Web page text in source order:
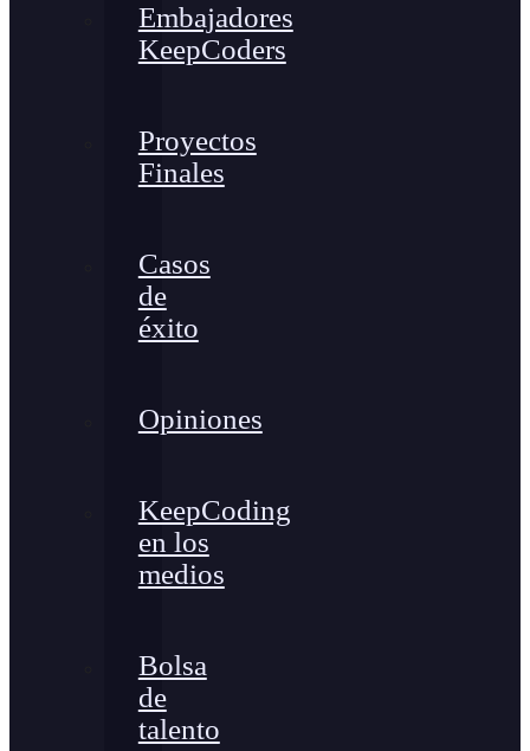
Embajadores
KeepCoders
Proyectos
Finales
Casos
de
éxito
Opiniones
KeepCoding
en los
medios
Bolsa
de
talento